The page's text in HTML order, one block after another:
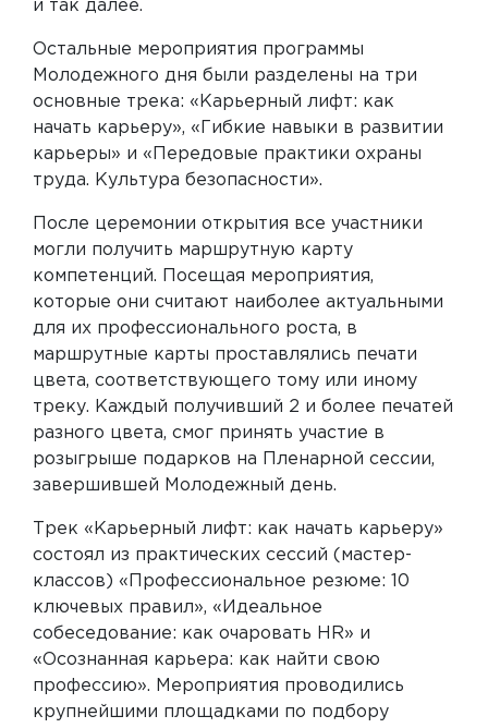
и так далее.
Остальные мероприятия программы
Молодежного дня были разделены на три
основные трека: «Карьерный лифт: как
начать карьеру», «Гибкие навыки в развитии
карьеры» и «Передовые практики охраны
труда. Культура безопасности».
После церемонии открытия все участники
могли получить маршрутную карту
компетенций. Посещая мероприятия,
которые они считают наиболее актуальными
для их профессионального роста, в
маршрутные карты проставлялись печати
цвета, соответствующего тому или иному
треку. Каждый получивший 2 и более печатей
разного цвета, смог принять участие в
розыгрыше подарков на Пленарной сессии,
завершившей Молодежный день.
Трек «Карьерный лифт: как начать карьеру»
состоял из практических сессий (мастер-
классов) «Профессиональное резюме: 10
ключевых правил», «Идеальное
собеседование: как очаровать HR» и
«Осознанная карьера: как найти свою
профессию». Мероприятия проводились
крупнейшими площадками по подбору